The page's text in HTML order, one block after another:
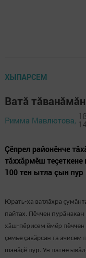
ХЫПАРСЕМ
Ватă
Римма Мавлютова,
Çӗпрел районӗнче
тăххăрмӗш
100 тен ытла ҫын пур
Юрать-ха ватлӑхра
пайтах. Пӗччен
хӑш-пӗрисем ӗмӗр пӗччен
çемье çавăрсан та
шанӑҫӗ пур. Ун патне